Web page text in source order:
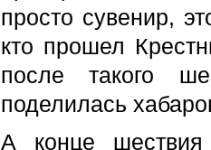
просто сувенир,
кто прошел
после такого
поделилась
А конце